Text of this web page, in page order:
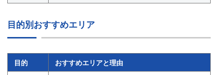
目的別おすすめエリア
目的
おすすめエリアと理由